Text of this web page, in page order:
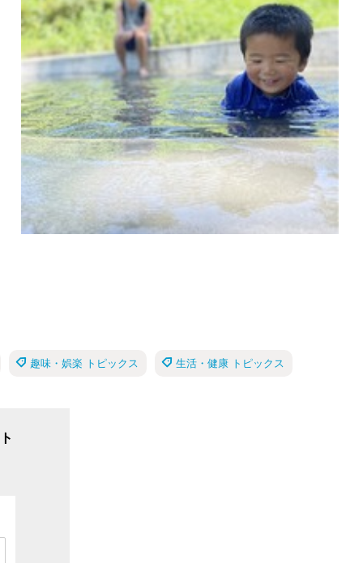
趣味・娯楽 トピックス 生活・健康 トピックス